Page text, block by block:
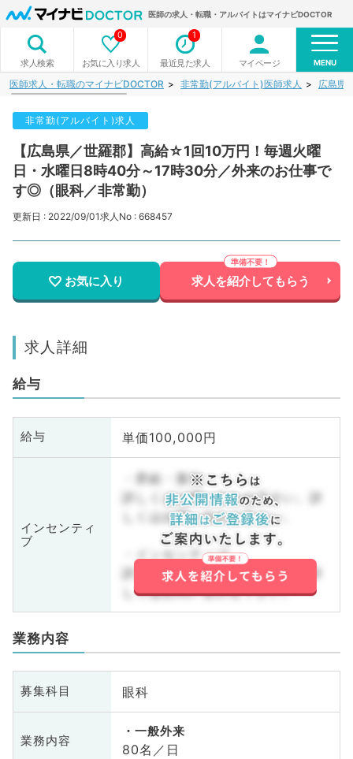
医師の求人・転職・アルバイトはマイナビDOCTOR
求人検索 お気に入り求人
0
最近見た求人
1
マイページ MENU
医師求人・転職のマイナビDOCTOR 非常勤(アルバイト)医師求人 広島県
非常勤(アルバイト)求人
【広島県／世羅郡】高給☆1回10万円！毎週火曜
日・水曜日8時40分～17時30分／外来のお仕事で
す◎（眼科／非常勤）
更新日 : 2022/09/01求人No : 668457
お気に入り 求人を紹介してもらう
求人詳細
給与
給与 単価100,000円
インセンティ
ブ
・昇給・賞与
詳しくはお問い合わせ下さい。詳
しくはお問い合わせ下さい。
・インセンティブ
詳しくはお問い合わせ下さい。詳
しくはお問い合わせ下さい。
業務内容
募集科目 眼科
業務内容
一般外来
80名／日